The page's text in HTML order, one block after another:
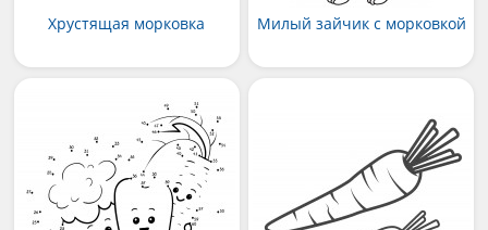
Хрустящая морковка Милый зайчик с морковкой